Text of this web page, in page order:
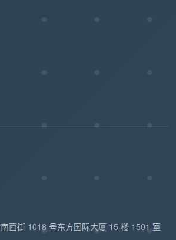
西街 1018 号东方国际大厦 15 楼 1501 室